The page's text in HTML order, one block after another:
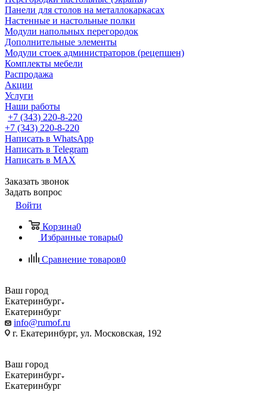
Панели для столов на металлокаркасах
Настенные и настольные полки
Модули напольных перегородок
Дополнительные элементы
Модули стоек администраторов (рецепшен)
Комплекты мебели
Распродажа
Акции
Услуги
Наши работы
+7 (343) 220-8-220
+7 (343) 220-8-220
Написать в WhatsApp
Написать в Telegram
Написать в MAX
Заказать звонок
Задать вопрос
Войти
Корзина0
Избранные товары0
Сравнение товаров0
Ваш город
Екатеринбург
Екатеринбург
info@rumof.ru
г. Екатеринбург, ул. Московская, 192
Ваш город
Екатеринбург
Екатеринбург